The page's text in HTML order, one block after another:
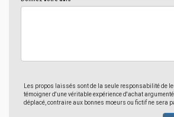
Les propos laissés sont de la seule responsabilité de
témoigner d'une véritable expérience d'achat
déplacé, contraire aux bonnes moeurs ou fictif ne sera